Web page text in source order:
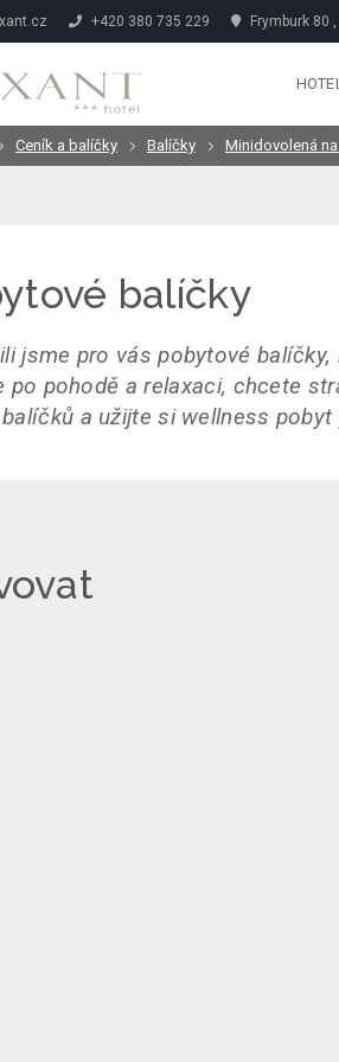
+420 380 735 229 Frymburk 80
Ceník a balíčky Balíčky Minidovolená
balíčky
jsme pro vás pobytové
po pohodě a relaxaci, chcete
a užijte si wellness